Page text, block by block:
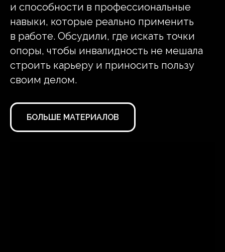
и способности в профессиональные
навыки, которые реально применить
в работе. Обсудили, где искать точки
опоры, чтобы инвалидность не мешала
строить карьеру и приносить пользу
своим делом.
БОЛЬШЕ МАТЕРИАЛОВ